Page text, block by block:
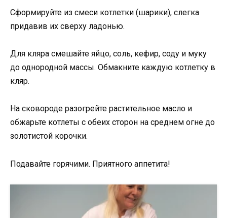
Сформируйте из смеси котлетки (шарики), слегка
придавив их сверху ладонью.
Для кляра смешайте яйцо, соль, кефир, соду и муку
до однородной массы. Обмакните каждую котлетку в
кляр.
На сковороде разогрейте растительное масло и
обжарьте котлеты с обеих сторон на среднем огне до
золотистой корочки.
Подавайте горячими. Приятного аппетита!